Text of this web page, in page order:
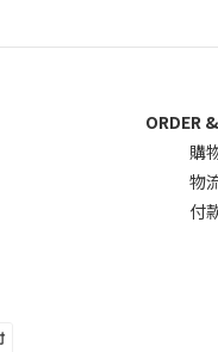
ORDER
購
物
付